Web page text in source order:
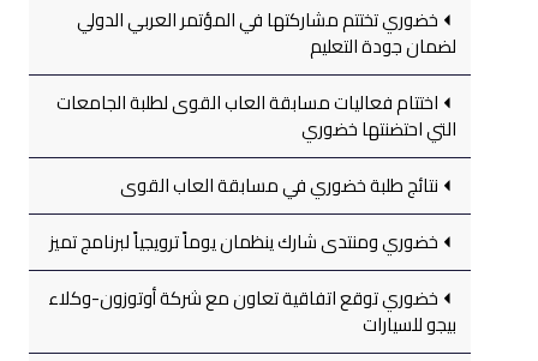
خضوري تختتم مشاركتها في المؤتمر العربي الدولي
لضمان جودة التعليم
اختتام فعاليات مسابقة العاب القوى لطلبة الجامعات
التي احتضنتها خضوري
نتائج طلبة خضوري في مسابقة العاب القوى
خضوري ومنتدى شارك ينظمان يوماً ترويجياً لبرنامج تميز
خضوري توقع اتفاقية تعاون مع شركة أوتوزون-وكلاء
بيجو للسيارات